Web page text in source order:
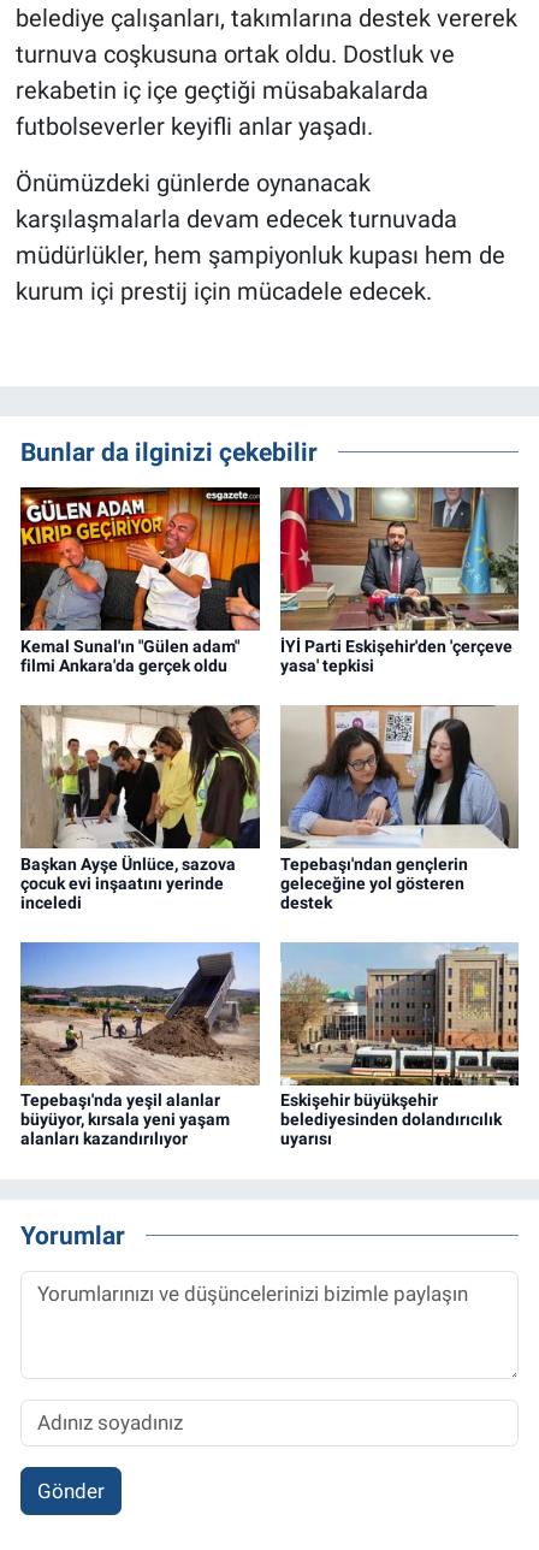
belediye çalışanları, takımlarına destek vererek
turnuva coşkusuna ortak oldu. Dostluk ve
rekabetin iç içe geçtiği müsabakalarda
futbolseverler keyifli anlar yaşadı.
Önümüzdeki günlerde oynanacak
karşılaşmalarla devam edecek turnuvada
müdürlükler, hem şampiyonluk kupası hem de
kurum içi prestij için mücadele edecek.
Bunlar da ilginizi çekebilir
Kemal Sunal'ın "Gülen adam"
filmi Ankara'da gerçek oldu
İYİ Parti Eskişehir'den 'çerçeve
yasa' tepkisi
Başkan Ayşe Ünlüce, sazova
çocuk evi inşaatını yerinde
inceledi
Tepebaşı'ndan gençlerin
geleceğine yol gösteren
destek
Tepebaşı'nda yeşil alanlar
büyüyor, kırsala yeni yaşam
alanları kazandırılıyor
Eskişehir büyükşehir
belediyesinden dolandırıcılık
uyarısı
Yorumlar
Gönder